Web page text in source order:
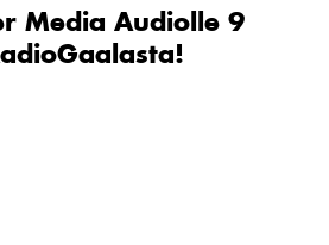
Media Audiolle 9